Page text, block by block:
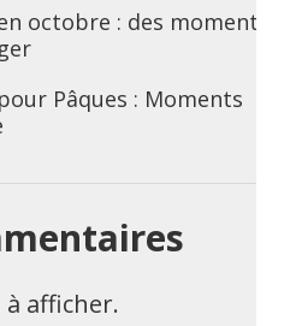
octobre : des moments
Pâques : Moments
afficher.